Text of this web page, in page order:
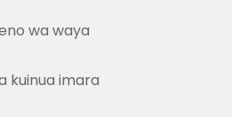
wa waya
kuinua imara